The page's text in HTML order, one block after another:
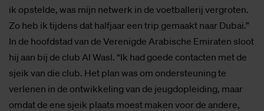
ik opstelde, was mijn netwerk in de voetballerij vergroten.
Zo heb ik tijdens dat halfjaar een trip gemaakt naar Dubai.”
In de hoofdstad van de Verenigde Arabische Emiraten sloot
hij aan bij de club Al Wasl. “Ik had goede contacten met de
sjeik van die club. Het plan was om ondersteuning te
verlenen in de ontwikkeling van de jeugdopleiding, maar
omdat de ene sjeik plaats moest maken voor de andere,